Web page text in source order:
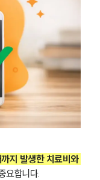
지 발생한 치료비와
요합니다.